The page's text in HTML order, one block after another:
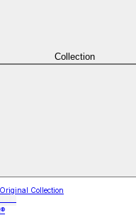
Collection
Collection